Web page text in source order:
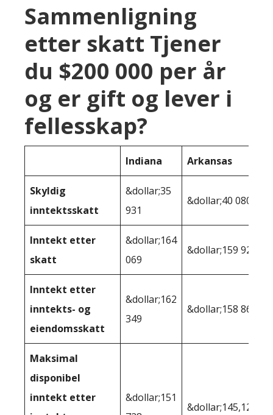
Sammenligning
etter skatt Tjener
du $200 000 per år
og er gift og lever i
fellesskap?
Indiana Arkansas
Skyldig
inntektsskatt
&dollar;35
931
&dollar;40 080
Inntekt etter
skatt
&dollar;164
069
&dollar;159 920
Inntekt etter
inntekts- og
eiendomsskatt
&dollar;162
349
&dollar;158 864
Maksimal
disponibel
inntekt etter
&dollar;151
&dollar;145,121